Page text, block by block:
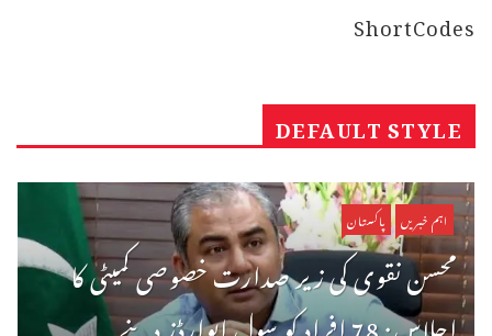
ShortCodes
DEFAULT STYLE
اہم خبریں پاکستان
محسن نقوی کی زیر صدارت خصوصی کمیٹی کا